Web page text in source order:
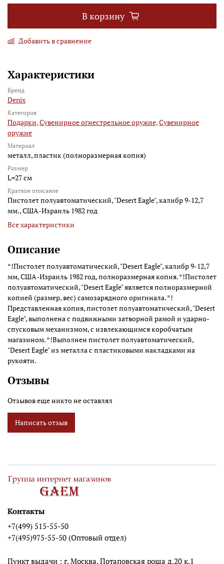
В корзину
Добавить в сравнение
Характеристики
Бренд
Denix
Категория
Подарки,Сувенирное огнестрельное оружие,Сувенирное
оружие
Материал
металл, пластик (полноразмерная копия)
Размер
L=27 см
Краткое описание
Пистолет полуавтоматический, "Desert Eagle", калибр 9-12,7
мм., США-Израиль 1982 год
Все характеристики
Описание
*!Пистолет полуавтоматический, "Desert Eagle", калибр 9-12,7
мм, США-Израиль 1982 год, полноразмерная копия. *!Пистолет
полуавтоматический, "Desert Eagle" является полноразмерной
копией (размер, вес) самозарядного оригинала. *!
Представленная копия, пистолет полуавтоматический, "Desert
Eagle", выполнена с подвижными затворной рамой и ударно-
спусковым механизмом, с извлекающимся коробчатым
магазином. *!Выполнен пистолет полуавтоматический,
"Desert Eagle" из металла с пластиковыми накладками на
рукояти.
Отзывы
Отзывов еще никто не оставлял
Написать отзыв
Контакты
+7(499) 515-55-50
+7(495)975-55-50 (Оптовый отдел)
Пункт выдачи ; г. Москва, Потаповская роща д.20 к.1